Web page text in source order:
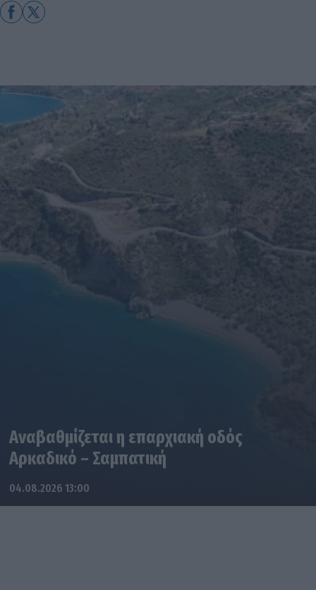
Αναβαθμίζεται η επαρχιακή οδός
Αρκαδικό – Σαμπατική
04.08.2026 13:00